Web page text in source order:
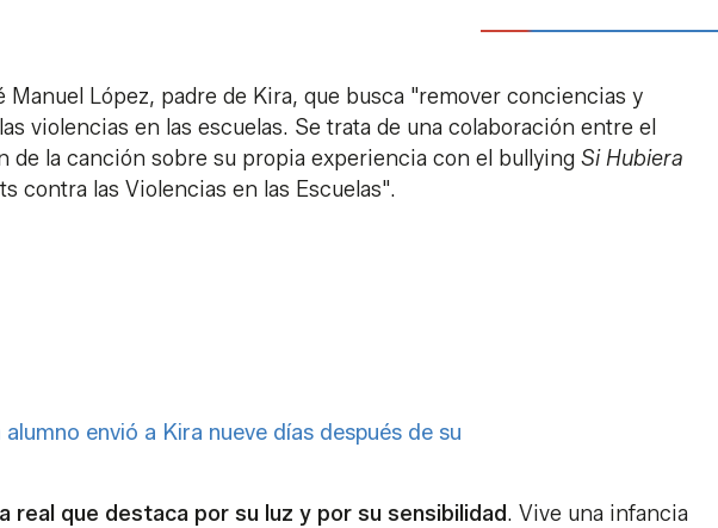
Manuel López, padre de Kira, que busca "remover conciencias y
violencias en las escuelas. Se trata de una colaboración entre el
de la canción sobre su propia experiencia con el bullying Si Hubiera
contra las Violencias en las Escuelas".
envió a Kira nueve días después de su
real que destaca por su luz y por su sensibilidad. Vive una infancia